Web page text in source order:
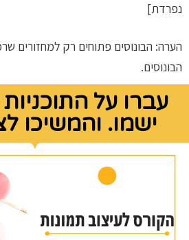
נפרדת]
הערה: הבונוסים פתוחים רק למחזורים
הבונוסים.
עברו על
ישמו. והמשיכו